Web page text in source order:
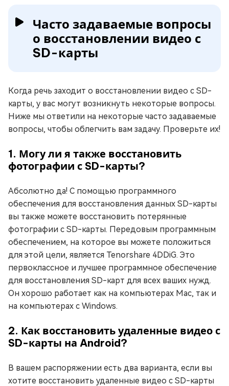
Часто задаваемые вопросы
о восстановлении видео с
SD-карты
Когда речь заходит о восстановлении видео с SD-
карты, у вас могут возникнуть некоторые вопросы.
Ниже мы ответили на некоторые часто задаваемые
вопросы, чтобы облегчить вам задачу. Проверьте их!
1. Могу ли я также восстановить
фотографии с SD-карты?
Абсолютно да! С помощью программного
обеспечения для восстановления данных SD-карты
вы также можете восстановить потерянные
фотографии с SD-карты. Передовым программным
обеспечением, на которое вы можете положиться
для этой цели, является Tenorshare 4DDiG. Это
первоклассное и лучшее программное обеспечение
для восстановления SD-карт для всех ваших нужд.
Он хорошо работает как на компьютерах Mac, так и
на компьютерах с Windows.
2. Как восстановить удаленные видео с
SD-карты на Android?
В вашем распоряжении есть два варианта, если вы
хотите восстановить удаленные видео с SD-карты